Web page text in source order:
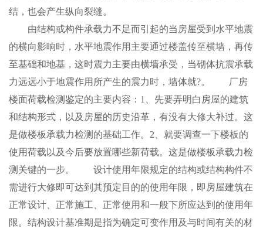
结，也会产生纵向裂缝。
由结构或构件承载力不足而引起的当房屋受到水平地震
的横向影响时，水平地震作用主要通过楼盖传至横墙，再传
至基础和地基，这时震力主要由横墙承受，当砌体抗震承载
力远远小于地震作用所产生的震力时，墙体就?。 厂房
楼面荷载检测鉴定的主要内容：1、先要弄明白房屋的建筑
和结构形式，以及房屋的历史沿革，有没有大修大补过。这
是做楼板承载力检测的基础工作。2、就要调查一下楼板的
使用荷载以及今后要放置哪些新荷载。这是做楼板承载力检
测关键的一步。 设计使用年限规定的结构或结构构件不
需进行大修即可达到其预定目的的使用年限，即房屋建筑在
正常设计、正常施工、正常使用和一般下所应达到的使用年
限。结构设计基准期是指为确定可变作用及与时间有关的材